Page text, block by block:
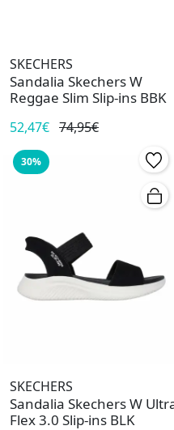
SKECHERS
Sandalia Skechers W
Reggae Slim Slip-ins BBK
52,47€ 74,95€
30%
SKECHERS
Sandalia Skechers W
Flex 3.0 Slip-ins BLK